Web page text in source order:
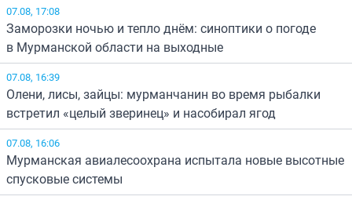
07.08, 17:08
Заморозки ночью и тепло днём: синоптики о погоде
в Мурманской области на выходные
07.08, 16:39
Олени, лисы, зайцы: мурманчанин во время рыбалки
встретил «целый зверинец» и насобирал ягод
07.08, 16:06
Мурманская авиалесоохрана испытала новые высотные
спусковые системы